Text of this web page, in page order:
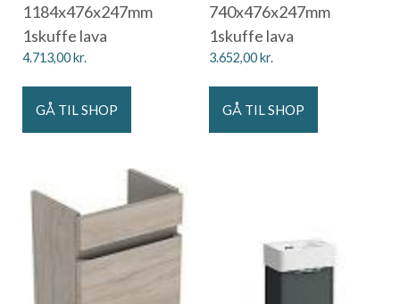
1184x476x247mm
1skuffe lava
4.713,00kr.
GÅ TIL SHOP
740x476x247mm
1skuffe lava
3.652,00kr.
GÅ TIL SHOP